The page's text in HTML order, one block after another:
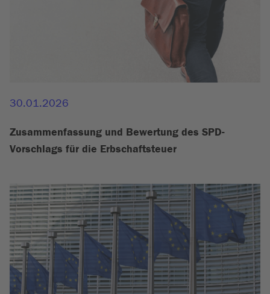
30.01.2026
Zusammenfassung und Bewertung des SPD-
Vorschlags für die Erbschaftsteuer